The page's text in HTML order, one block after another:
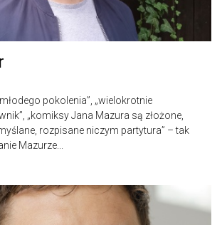
pokolenia”, „wielokrotnie
„komiksy Jana Mazura są złożone,
rozpisane niczym partytura” – tak
Mazurze...